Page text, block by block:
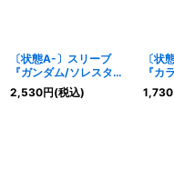
〔状態A-〕スリーブ
『ガンダム/ソレスタル
ビーイング(PB10/バト
ラーズグッズセットガン
2,530円(税込)
〔状
『カ
賞/ア
スピ
1,730